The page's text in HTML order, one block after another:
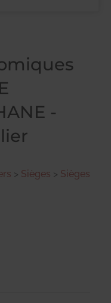
-
> Sièges > Sièges